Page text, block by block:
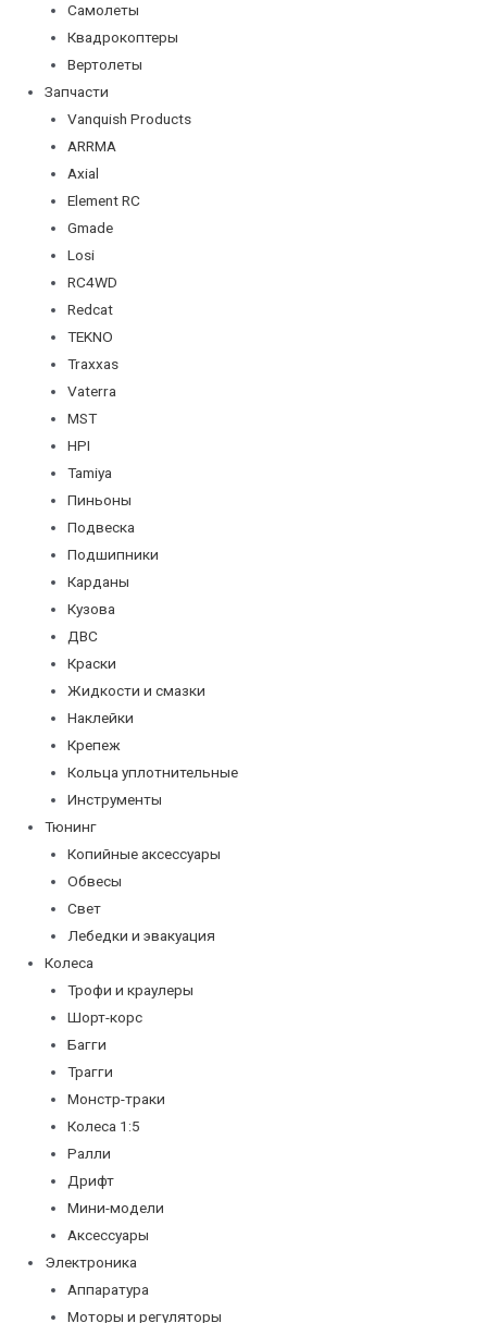
Самолеты
Квадрокоптеры
Вертолеты
Запчасти
Vanquish Products
ARRMA
Axial
Element RC
Gmade
Losi
RC4WD
Redcat
TEKNO
Traxxas
Vaterra
MST
HPI
Tamiya
Пиньоны
Подвеска
Подшипники
Карданы
Кузова
ДВС
Краски
Жидкости и смазки
Наклейки
Крепеж
Кольца уплотнительные
Инструменты
Тюнинг
Копийные аксессуары
Обвесы
Свет
Лебедки и эвакуация
Колеса
Трофи и краулеры
Шорт-корс
Багги
Трагги
Монстр-траки
Колеса 1:5
Ралли
Дрифт
Мини-модели
Аксессуары
Электроника
Аппаратура
Моторы и регуляторы